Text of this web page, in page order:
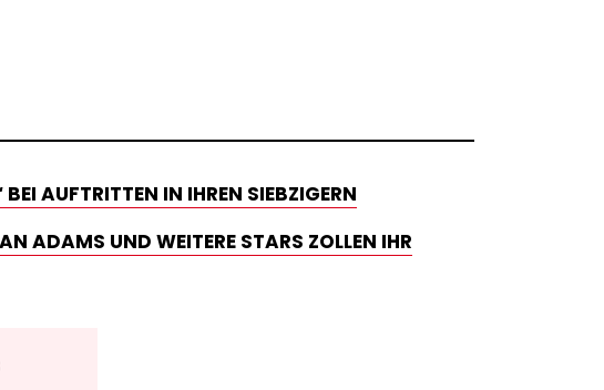
AUFTRITTEN IN IHREN SIEBZIGERN
ADAMS UND WEITERE STARS ZOLLEN IHR